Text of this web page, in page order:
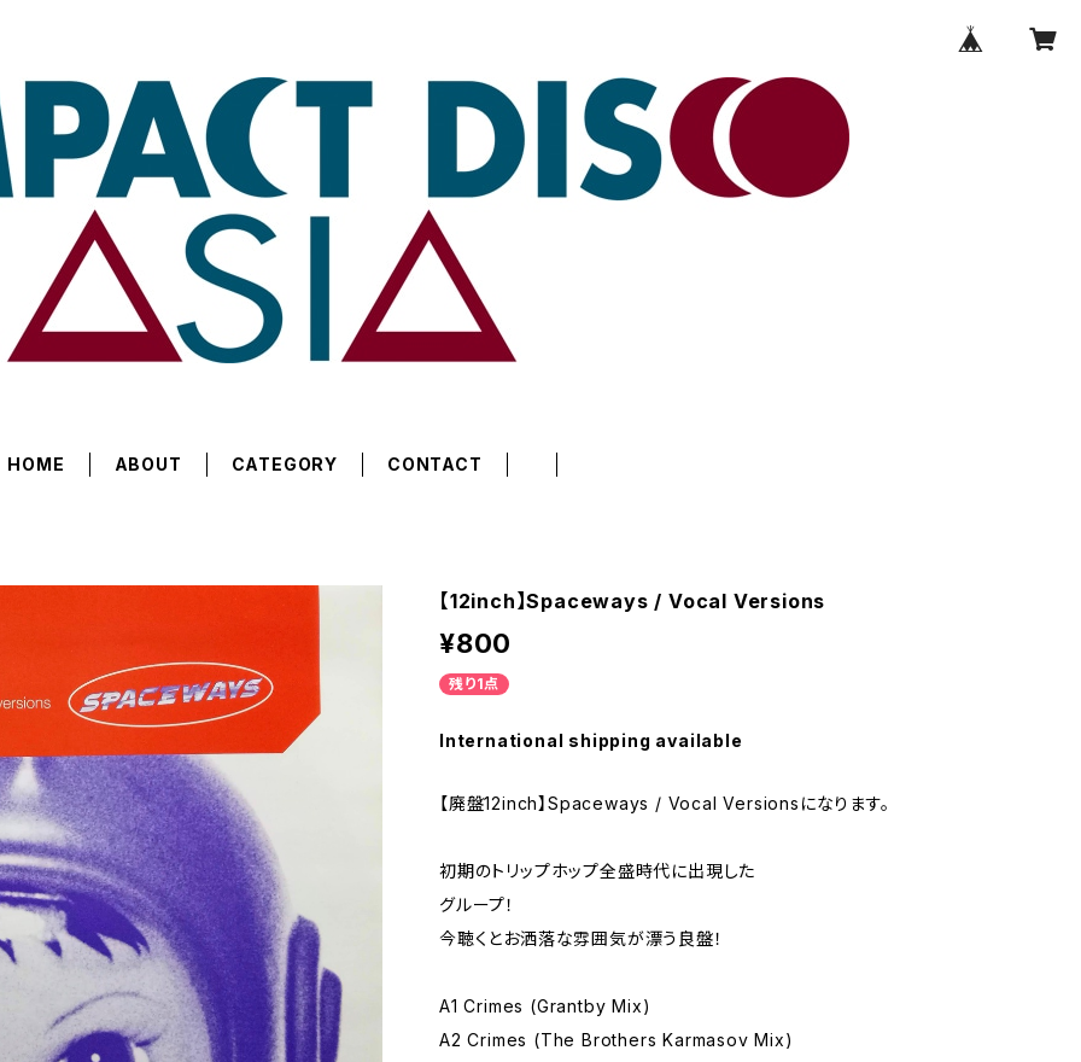
HOME ABOUT CATEGORY CONTACT
【12inch】Spaceways / Vocal Versions
¥800
残り1点
International shipping available
【廃盤12inch】Spaceways / Vocal Versionsになります。
初期のトリップホップ全盛時代に出現した
グループ！
今聴くとお洒落な雰囲気が漂う良盤！
A1 Crimes (Grantby Mix)
A2 Crimes (The Brothers Karmasov Mix)